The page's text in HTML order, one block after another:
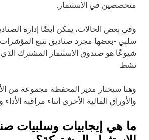
متخصصين في الاستثمار.
وفي بعض الحالات، يمكن أيضًا إدارة
سلبي -بعضها مجرد صناديق تتبع المؤشرات-
شيوعًا هو صندوق الاستثمار المشترك الذي
نشط.
وهنا سيختار مدير المحفظة مجموعة من
والأوراق المالية الأخرى أثناء مراقبة الأداء
ما هي إيجابيات وسلبيات